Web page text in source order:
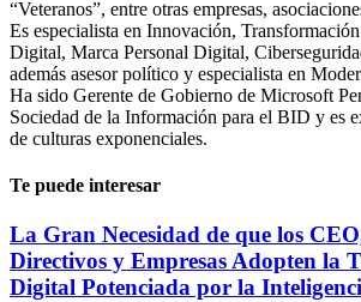
“Veteranos”, entre otras empresas,
Es especialista en Innovación,
Digital, Marca Personal Digital,
además asesor político y especialista en
Ha sido Gerente de Gobierno de Microsoft
Sociedad de la Información para el BID y es
de culturas exponenciales.
Te puede interesar
La Gran Necesidad de que los
Directivos y Empresas Adopten la
Digital Potenciada por la